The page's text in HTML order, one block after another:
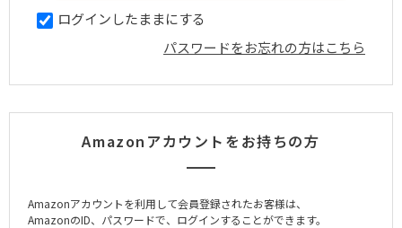
ログインしたままにする
パスワードをお忘れの方はこちら
Amazonアカウントをお持ちの方
Amazonアカウントを利用して会員登録されたお客様は、
AmazonのID、パスワードで、ログインすることができます。